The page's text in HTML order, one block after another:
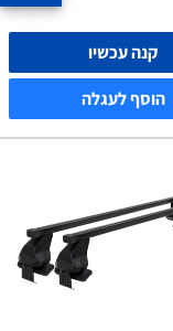
קנה עכשיו
הוסף לעגלה